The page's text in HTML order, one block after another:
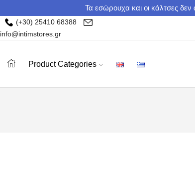
Τα εσώρουχα και οι κάλτσες δεν
(+30) 25410 68388
info@intimstores.gr
Product Categories